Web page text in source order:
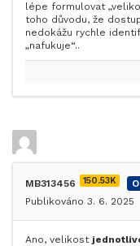
lépe formulovat
toho důvodu, že
nedokážu rychle
„nafukuje“..
MB313456 150.53K
Publikováno 3. 6. 2025
Ano, velikost